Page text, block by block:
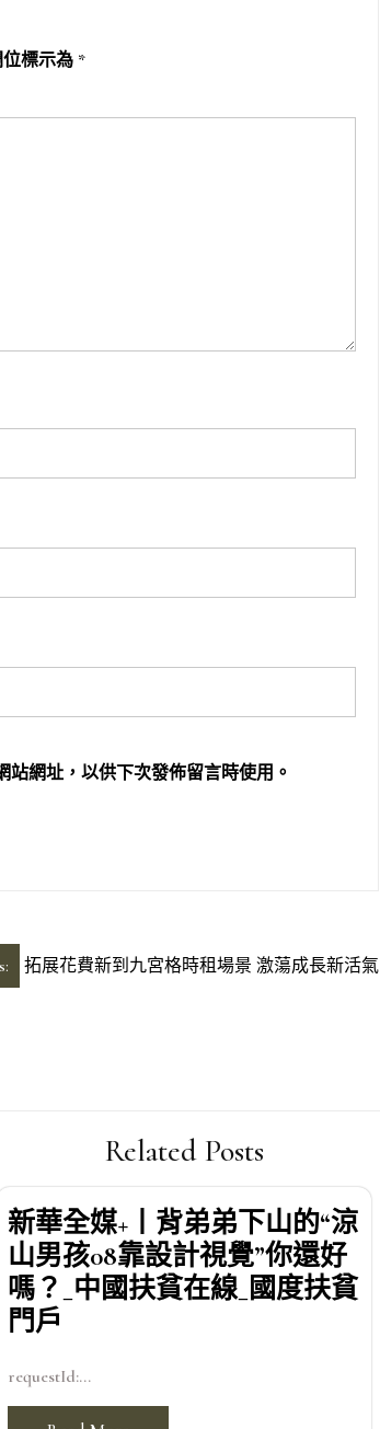
標示為 *
網址，以供下次發佈留言時使用。
拓展花費新到九宮格時租場景 激蕩成長新活氣
Related Posts
新華全媒+丨背弟弟下山的“涼
山男孩08靠設計視覺”你還好
嗎？_中國扶貧在線_國度扶貧
門戶
requestId:...